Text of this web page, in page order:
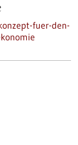
fuer-den-